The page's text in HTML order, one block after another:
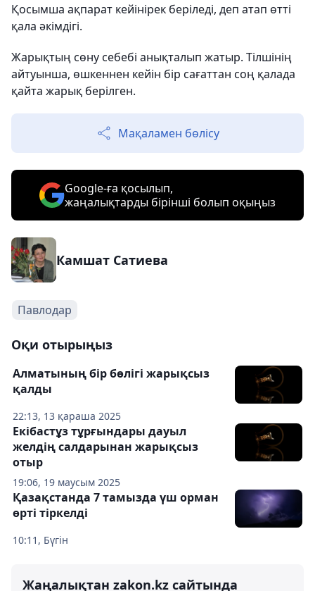
Қосымша ақпарат кейінірек беріледі, деп атап өтті
қала әкімдігі.
Жарықтың сөну себебі анықталып жатыр. Тілшінің
айтуынша, өшкеннен кейін бір сағаттан соң қалада
қайта жарық берілген.
Мақаламен бөлісу
Google-ға қосылып,
жаңалықтарды бірінші болып оқыңыз
Камшат Сатиева
Павлодар
Оқи отырыңыз
22:13, 13 қараша 2025
Алматының бір бөлігі жарықсыз
қалды
19:06, 19 маусым 2025
Екібастұз тұрғындары дауыл
желдің салдарынан жарықсыз
отыр
10:11, Бүгін
Қазақстанда 7 тамызда үш орман
өрті тіркелді
Жаңалықтан zakon.kz сайтында